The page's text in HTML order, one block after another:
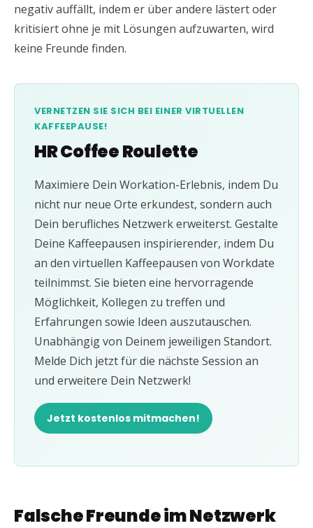
negativ auffällt, indem er über andere lästert oder
kritisiert ohne je mit Lösungen aufzuwarten, wird
keine Freunde finden.
VERNETZEN SIE SICH BEI EINER VIRTUELLEN
KAFFEEPAUSE!
HR Coffee Roulette
Maximiere Dein Workation-Erlebnis, indem Du
nicht nur neue Orte erkundest, sondern auch
Dein berufliches Netzwerk erweiterst. Gestalte
Deine Kaffeepausen inspirierender, indem Du
an den virtuellen Kaffeepausen von Workdate
teilnimmst. Sie bieten eine hervorragende
Möglichkeit, Kollegen zu treffen und
Erfahrungen sowie Ideen auszutauschen.
Unabhängig von Deinem jeweiligen Standort.
Melde Dich jetzt für die nächste Session an
und erweitere Dein Netzwerk!
Jetzt kostenlos mitmachen!
Falsche Freunde im Netzwerk